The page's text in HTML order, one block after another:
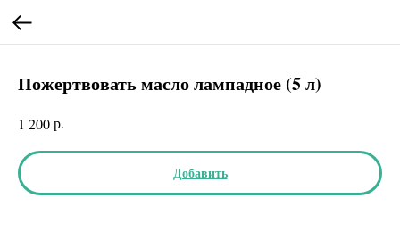
Пожертвовать масло лампадное (5 л)
1 200р.
Добавить